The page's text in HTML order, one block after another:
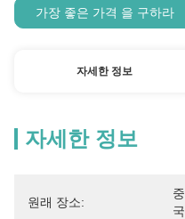
가장 좋은 가격 을 구하라
자세한 정보
자세한 정보
원래 장소:
중
국